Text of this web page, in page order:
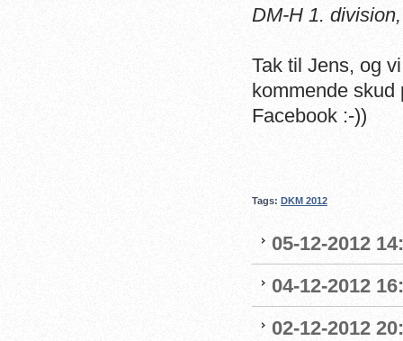
DM-H 1.
Tak til Jens, og
kommende skud
Facebook :-))
Tags: DKM 2012
05-12-2012
04-12-2012
02-12-2012